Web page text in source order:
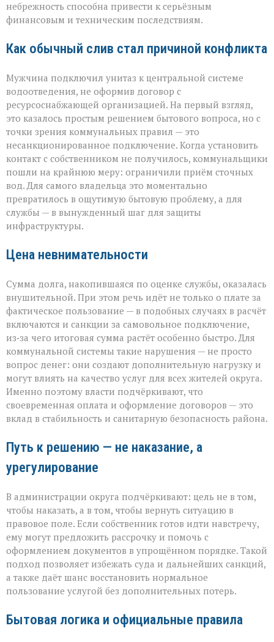
финалом»
небрежность способна привести к серьёзным
финансовым и техническим последствиям.
Как обычный слив стал причиной конфликта
Мужчина подключил унитаз к центральной системе
водоотведения, не оформив договор с
ресурсоснабжающей организацией. На первый взгляд,
это казалось простым решением бытового вопроса, но с
точки зрения коммунальных правил — это
несанкционированное подключение. Когда установить
контакт с собственником не получилось, коммунальщики
пошли на крайнюю меру: ограничили приём сточных
вод. Для самого владельца это моментально
превратилось в ощутимую бытовую проблему, а для
службы — в вынужденный шаг для защиты
инфраструктуры.
Цена невнимательности
Сумма долга, накопившаяся по оценке службы, оказалась
внушительной. При этом речь идёт не только о плате за
фактическое пользование — в подобных случаях в расчёт
включаются и санкции за самовольное подключение,
из‑за чего итоговая сумма растёт особенно быстро. Для
коммунальной системы такие нарушения — не просто
вопрос денег: они создают дополнительную нагрузку и
могут влиять на качество услуг для всех жителей округа.
Именно поэтому власти подчёркивают, что
своевременная оплата и оформление договоров — это
вклад в стабильность и санитарную безопасность района.
Путь к решению — не наказание, а
урегулирование
В администрации округа подчёркивают: цель не в том,
чтобы наказать, а в том, чтобы вернуть ситуацию в
правовое поле. Если собственник готов идти навстречу,
ему могут предложить рассрочку и помочь с
оформлением документов в упрощённом порядке. Такой
подход позволяет избежать суда и дальнейших санкций,
а также даёт шанс восстановить нормальное
пользование услугой без дополнительных потерь.
Бытовая логика и официальные правила